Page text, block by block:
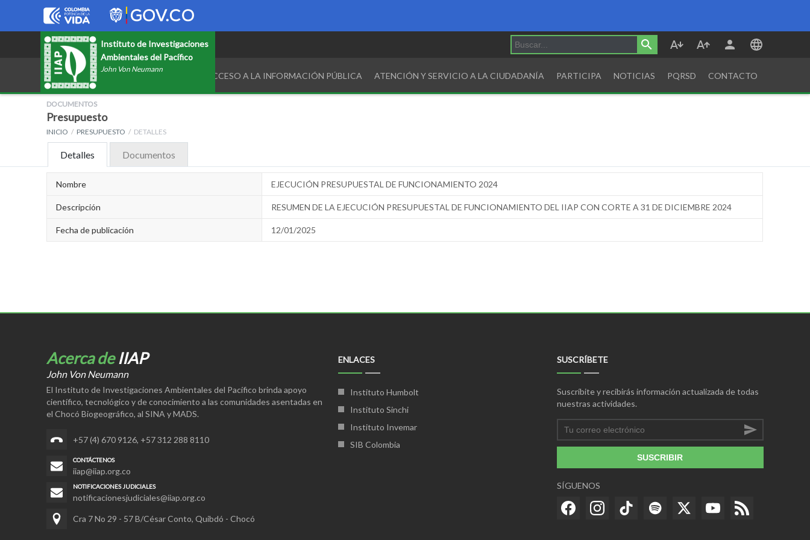
Instituto de Investigaciones
Ambientales del Pacífico
John Von Neumann
TRANSPARENCIA Y ACCESO A LA INFORMACIÓN PÚBLICA ATENCIÓN Y SERVICIO A LA CIUDADANÍA PARTICIPA NOTICIAS PQRSD CONTACTO
DOCUMENTOS
Presupuesto
INICIO PRESUPUESTO DETALLES
Detalles Documentos
Nombre EJECUCIÓN PRESUPUESTAL DE FUNCIONAMIENTO 2024
Descripción RESUMEN DE LA EJECUCIÓN PRESUPUESTAL DE FUNCIONAMIENTO DEL IIAP CON CORTE A 31 DE DICIEMBRE 2024
Fecha de publicación 12/01/2025
Acerca deIIAP
John Von Neumann
El Instituto de Investigaciones Ambientales del Pacífico brinda apoyo
científico, tecnológico y de conocimiento a las comunidades asentadas en
el Chocó Biogeográfico, al SINA y MADS.
+57 (4) 670 9126, +57 312 288 8110
CONTÁCTENOS
iiap@iiap.org.co
NOTIFICACIONES JUDICIALES
notificacionesjudiciales@iiap.org.co
Cra 7 No 29 - 57 B/César Conto, Quibdó - Chocó
ENLACES
Instituto Humbolt
Instituto Sinchi
Instituto Invemar
SIB Colombia
SUSCRÍBETE
Suscríbite y recibirás información actualizada de todas
nuestras actividades.
SUSCRIBIR
SÍGUENOS